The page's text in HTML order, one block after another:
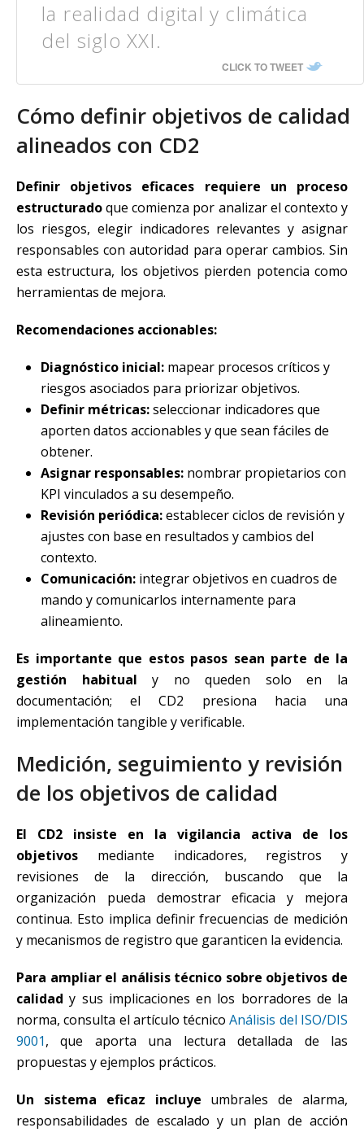
la realidad digital y climática
del siglo XXI.
CLICK TO TWEET
Cómo definir objetivos de calidad
alineados con CD2
Definir objetivos eficaces requiere un proceso
estructuradoque comienza por analizar el contexto y
los riesgos, elegir indicadores relevantes y asignar
responsables con autoridad para operar cambios. Sin
esta estructura, los objetivos pierden potencia como
herramientas de mejora.
Recomendaciones accionables:
Diagnóstico inicial: mapear procesos críticos y
riesgos asociados para priorizar objetivos.
Definir métricas:seleccionar indicadores que
aporten datos accionables y que sean fáciles de
obtener.
Asignar responsables: nombrar propietarios con
KPI vinculados a su desempeño.
Revisión periódica:establecer ciclos de revisión y
ajustes con base en resultados y cambios del
contexto.
Comunicación: integrar objetivos en cuadros de
mando y comunicarlos internamente para
alineamiento.
Es importante que estos pasos sean parte de la
gestión habitual y no queden solo en la
documentación; el CD2 presiona hacia una
implementación tangible y verificable.
Medición, seguimiento y revisión
de los objetivos de calidad
El CD2 insiste en la vigilancia activa de los
objetivos mediante indicadores, registros y
revisiones de la dirección, buscando que la
organización pueda demostrar eficacia y mejora
continua. Esto implica definir frecuencias de medición
y mecanismos de registro que garanticen la evidencia.
Para ampliar el análisis técnico sobre objetivos de
calidad y sus implicaciones en los borradores de la
norma, consulta el artículo técnicoAnálisis del ISO/DIS
9001, que aporta una lectura detallada de las
propuestas y ejemplos prácticos.
Un sistema eficaz incluye umbrales de alarma,
responsabilidades de escalado y un plan de acción